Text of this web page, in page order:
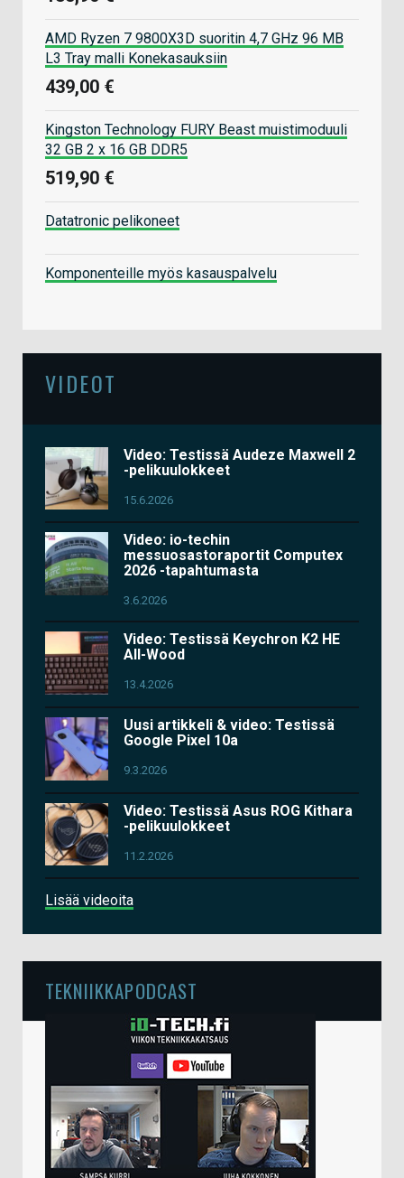
AMD Ryzen 7 9800X3D suoritin 4,7 GHz 96 MB
L3 Tray malli Konekasauksiin
439,00 €
Kingston Technology FURY Beast muistimoduuli
32 GB 2 x 16 GB DDR5
519,90 €
Datatronic pelikoneet
Komponenteille myös kasauspalvelu
VIDEOT
Video: Testissä Audeze Maxwell 2
-pelikuulokkeet
15.6.2026
Video: io-techin
messuosastoraportit Computex
2026 -tapahtumasta
3.6.2026
Video: Testissä Keychron K2 HE
All-Wood
13.4.2026
Uusi artikkeli & video: Testissä
Google Pixel 10a
9.3.2026
Video: Testissä Asus ROG Kithara
-pelikuulokkeet
11.2.2026
Lisää videoita
TEKNIIKKAPODCAST